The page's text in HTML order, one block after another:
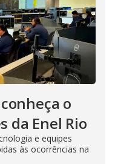
o
da Enel Rio
e equipes
às ocorrências na